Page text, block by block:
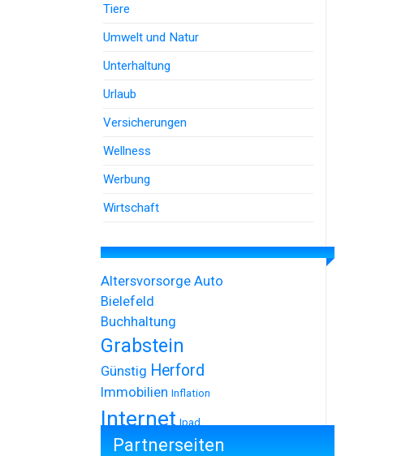
Tiere
Umwelt und Natur
Unterhaltung
Urlaub
Versicherungen
Wellness
Werbung
Wirtschaft
Altersvorsorge Auto
Bielefeld
Buchhaltung
Grabstein
Günstig Herford
Immobilien Inflation
Internet Ipad
Iphone
Partnerseiten